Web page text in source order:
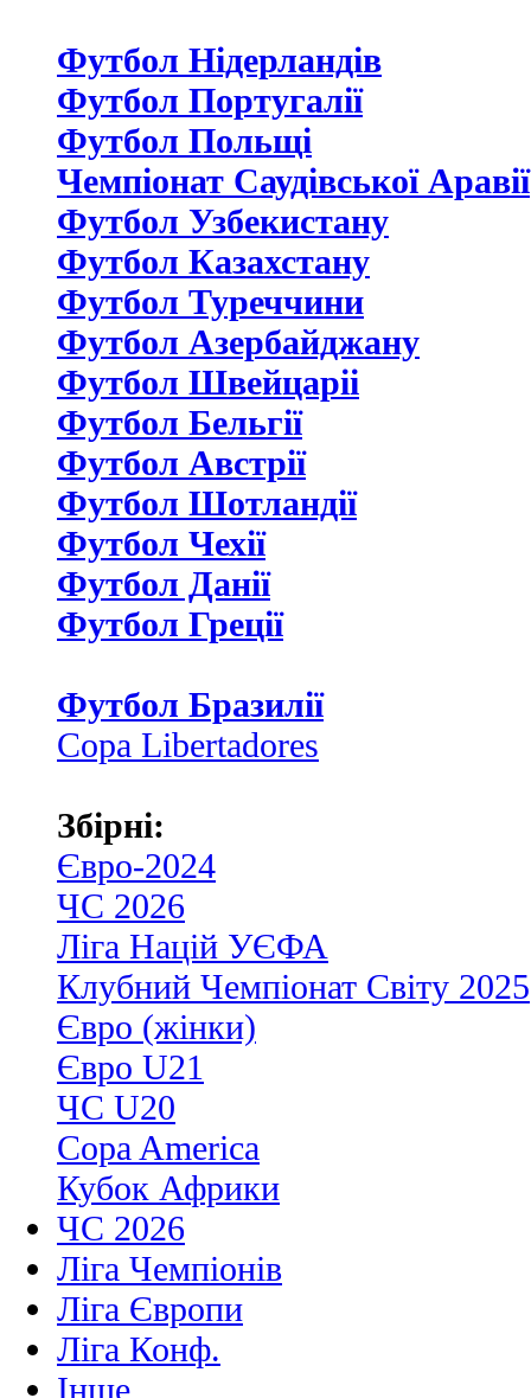
Футбол Нідерландiв
Футбол Португалії
Футбол Польщі
Чемпіонат Саудівської Аравії
Футбол Узбекистану
Футбол Казахстану
Футбол Туреччини
Футбол Азербайджану
Футбол Швейцаріі
Футбол Бельгії
Футбол Австрії
Футбол Шотландії
Футбол Чехії
Футбол Данії
Футбол Греції
Футбол Бразилії
Copa Libertadores
Збірні:
Євро-2024
ЧС 2026
Ліга Націй УЄФА
Клубний Чемпіонат Світу 2025
Євро (жінки)
Євро U21
ЧС U20
Copa America
Кубок Африки
ЧС 2026
Ліга Чемпіонів
Ліга Європи
Ліга Конф.
Інше